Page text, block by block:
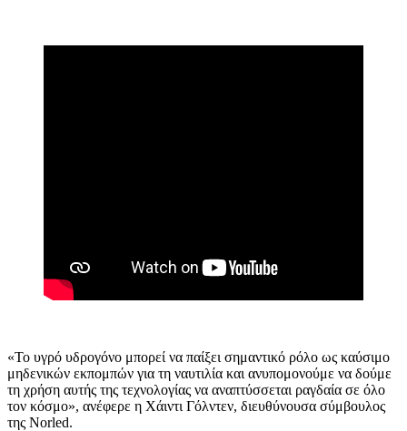
«Το υγρό υδρογόνο μπορεί να παίξει σημαντικό ρόλο ως καύσιμο
μηδενικών εκπομπών για τη ναυτιλία και ανυπομονούμε να δούμε
τη χρήση αυτής της τεχνολογίας να αναπτύσσεται ραγδαία σε όλο
τον κόσμο», ανέφερε η Χάιντι Γόλντεν, διευθύνουσα σύμβουλος
της Norled.